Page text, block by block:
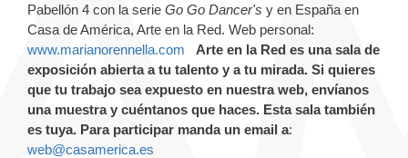
Pabellón 4 con la serie Go Go Dancer's y en España en
Casa de América, Arte en la Red. Web personal:
www.marianorennella.com
Arte en la Red es una sala de
exposición abierta a tu talento y a tu mirada. Si quieres
que tu trabajo sea expuesto en nuestra web, envíanos
una muestra y cuéntanos que haces. Esta sala también
es tuya. Para participar manda un email a:
web@casamerica.es